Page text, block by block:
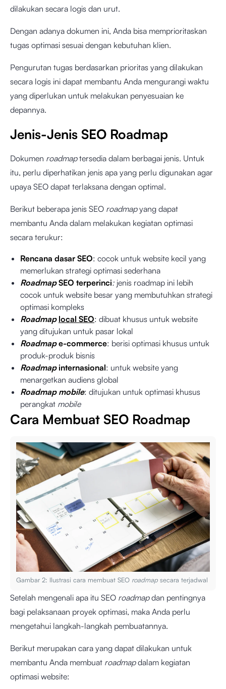
dilakukan secara logis dan urut.
Dengan adanya dokumen ini, Anda bisa memprioritaskan
tugas optimasi sesuai dengan kebutuhan klien.
Pengurutan tugas berdasarkan prioritas yang dilakukan
secara logis ini dapat membantu Anda mengurangi waktu
yang diperlukan untuk melakukan penyesuaian ke
depannya.
Jenis-Jenis SEO Roadmap
Dokumen roadmaptersedia dalam berbagai jenis. Untuk
itu, perlu diperhatikan jenis apa yang perlu digunakan agar
upaya SEO dapat terlaksana dengan optimal.
Berikut beberapa jenis SEO roadmapyang dapat
membantu Anda dalam melakukan kegiatan optimasi
secara terukur:
Rencana dasar SEO: cocok untuk website kecil yang
memerlukan strategi optimasi sederhana
RoadmapSEO terperinci: jenis roadmap ini lebih
cocok untuk website besar yang membutuhkan strategi
optimasi kompleks
Roadmap local SEO: dibuat khusus untuk website
yang ditujukan untuk pasar lokal
Roadmape-commerce: berisi optimasi khusus untuk
produk-produk bisnis
Roadmapinternasional: untuk website yang
menargetkan audiens global
Roadmap mobile: ditujukan untuk optimasi khusus
perangkat mobile
Cara Membuat SEO Roadmap
Gambar 2: Ilustrasi cara membuat SEO roadmap secara terjadwal
Setelah mengenali apa itu SEO roadmapdan pentingnya
bagi pelaksanaan proyek optimasi, maka Anda perlu
mengetahui langkah-langkah pembuatannya.
Berikut merupakan cara yang dapat dilakukan untuk
membantu Anda membuat roadmapdalam kegiatan
optimasi website: